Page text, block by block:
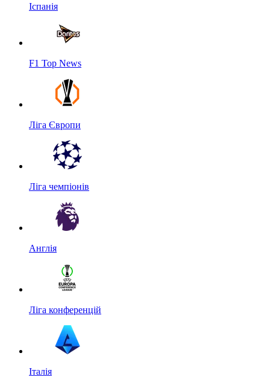
Іспанія
F1 Top News
Ліга Європи
Ліга чемпіонів
Англія
Ліга конференцій
Італія